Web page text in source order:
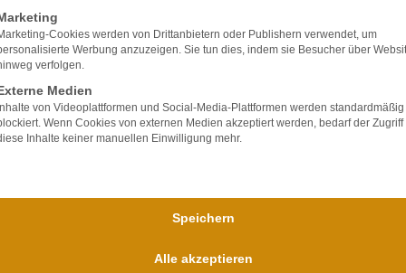
Cookies werden von Drittanbietern oder Publishern verwendet, um
Werbung anzuzeigen. Sie tun dies, indem sie Besucher über
verfolgen.
Medien
Inhalte von Videoplattformen und Social-Media-Plattformen werden standardmäßig
Wenn Cookies von externen Medien akzeptiert werden, bedarf der Zugriff
Inhalte keiner manuellen Einwilligung mehr.
Speichern
Alle akzeptieren